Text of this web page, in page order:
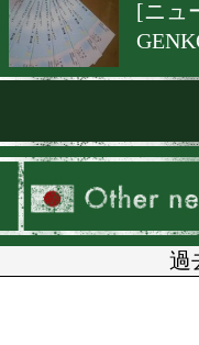
井
[
名
[